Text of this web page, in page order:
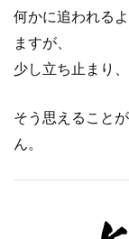
何かに追われる
ますが、
少し立ち止まり
そう思えること
ん。